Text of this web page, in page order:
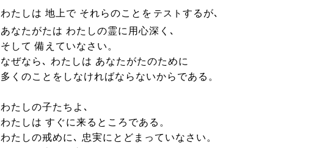
わたしは 地上で それらのことを テスト するが､
あなたがたは わたしの霊に用心深く､
そして 備えていなさい。
なぜなら､ わたしは あなたがたのために
多くのことをしなければならないからである。
わたしの子たちよ､
わたしは すぐに来るところである。
わたしの戒めに､ 忠実にとどまっていなさい。